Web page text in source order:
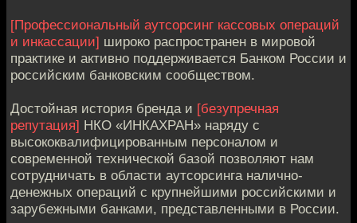
[Профессиональный аутсорсинг кассовых операций
и инкассации] широко распространен в мировой
практике и активно поддерживается Банком России и
российским банковским сообществом.
Достойная история бренда и [безупречная
репутация] НКО «ИНКАХРАН» наряду с
высококвалифицированным персоналом и
современной технической базой позволяют нам
сотрудничать в области аутсорсинга налично-
денежных операций с крупнейшими российскими и
зарубежными банками, представленными в России.